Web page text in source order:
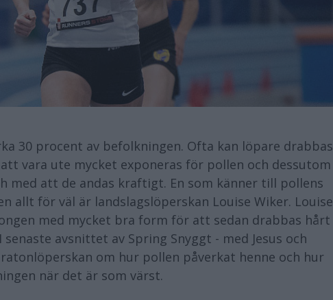
30 procent av befolkningen. Ofta kan löpare drabbas
vara ute mycket exponeras för pollen och dessutom
med att de andas kraftigt. En som känner till pollens
allt för väl är landslagslöperskan Louise Wiker. Louise
med mycket bra form för att sedan drabbas hårt
avsnittet av Spring Snyggt - med Jesus och
om hur pollen påverkat henne och hur
när det är som värst.